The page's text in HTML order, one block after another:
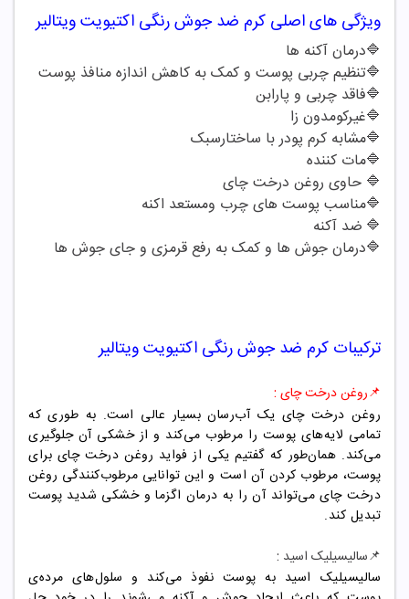
ویژگی های اصلی کرم ضد جوشرنگی اکتیویت ویتالیر
🔷درمان آکنه ها
🔷تنظیم چربی پوست و کمک به کاهش اندازه منافذ پوست
🔷فاقد چربی و پارابن
🔷غیرکومدون زا
🔷مشابه کرم پودر با ساختارسبک
🔷مات کننده
🔷 حاوی روغن درخت چای
🔷مناسب پوست های چرب ومستعد اکنه
🔷 ضد آکنه
🔷درمان جوش ها و کمک به رفع قرمزی و جای جوش ها
ترکیبات کرم ضد جوشرنگی اکتیویت ویتالیر
📌روغن درخت چای :
روغن درخت چای یک آب‌رسان بسیار عالی است. به طوری که
تمامی لایه‌های پوست را مرطوب می‌کند و از خشکی آن جلوگیری
می‌کند. همان‌طور که گفتیم یکی از فواید روغن درخت چای برای
پوست، مرطوب کردن آن است و این توانایی مرطوب‌کنندگی روغن
درخت چای می‌تواند آن را به درمان اگزما و خشکی شدید پوست
تبدیل کند.
📌سالیسیلیک اسید :
سالیسیلیک اسید به پوست نفوذ می‌کند و سلول‌های مرده‌ی